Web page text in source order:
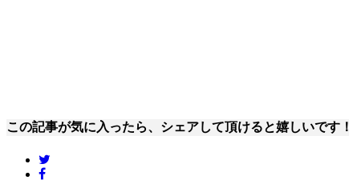
この記事が気に入ったら、シェアして頂けると嬉しいです！